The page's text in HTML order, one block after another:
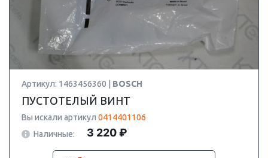
Артикул: 1463456360 | BOSCH
ПУСТОТЕЛЫЙ ВИНТ
Вы искали артикул 0414401106
Наличные:
3 220 ₽